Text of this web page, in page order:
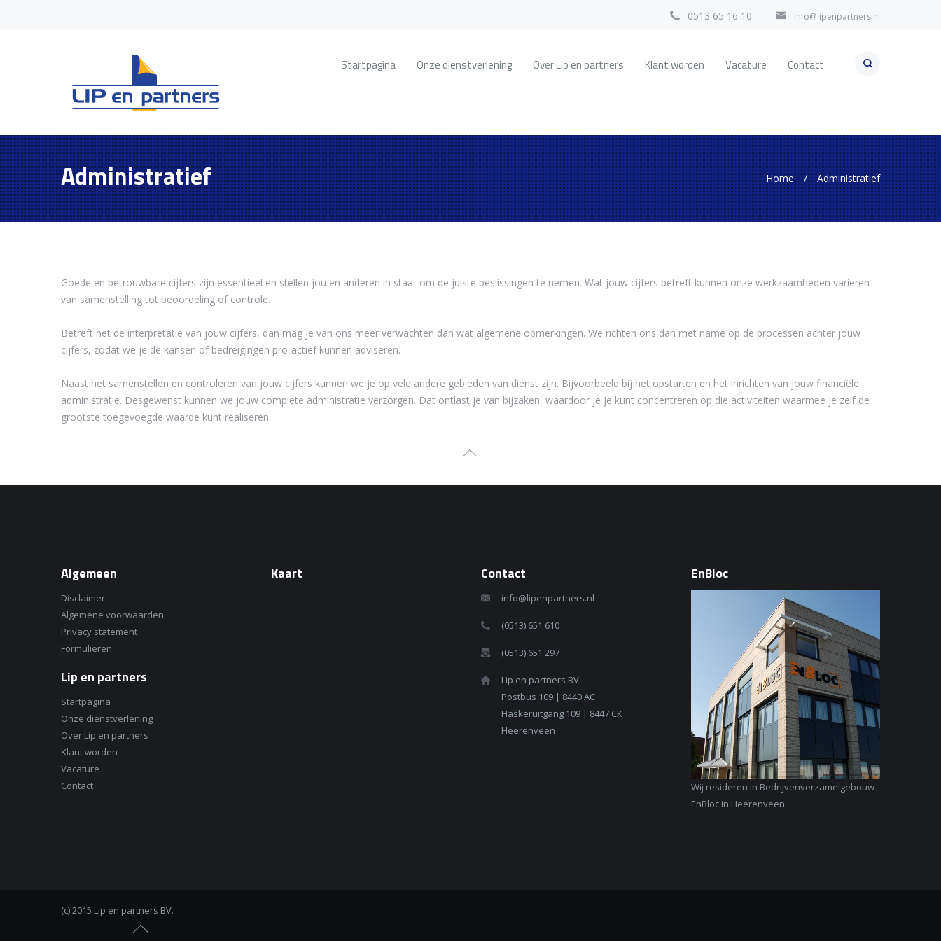
0513 65 16 10 info@lipenpartners.nl
Startpagina Onze dienstverlening Over Lip en partners Klant worden Vacature Contact
Administratief Home / Administratief
Goede en betrouwbare cijfers zijn essentieel en stellen jou en anderen in staat om de juiste beslissingen te nemen. Wat jouw cijfers betreft kunnen onze werkzaamheden variëren
van samenstelling tot beoordeling of controle.
Betreft het de interpretatie van jouw cijfers, dan mag je van ons meer verwachten dan wat algemene opmerkingen. We richten ons dan met name op de processen achter jouw
cijfers, zodat we je de kansen of bedreigingen pro-actief kunnen adviseren.
Naast het samenstellen en controleren van jouw cijfers kunnen we je op vele andere gebieden van dienst zijn. Bijvoorbeeld bij het opstarten en het inrichten van jouw financiële
administratie. Desgewenst kunnen we jouw complete administratie verzorgen. Dat ontlast je van bijzaken, waardoor je je kunt concentreren op die activiteiten waarmee je zelf de
grootste toegevoegde waarde kunt realiseren.
Algemeen
Disclaimer
Algemene voorwaarden
Privacy statement
Formulieren
Lip en partners
Startpagina
Onze dienstverlening
Over Lip en partners
Klant worden
Vacature
Contact
Kaart Contact
info@lipenpartners.nl
(0513) 651 610
(0513) 651 297
Lip en partners BV
Postbus 109 | 8440 AC
Haskeruitgang 109 | 8447 CK
Heerenveen
EnBloc
Wij resideren in Bedrijvenverzamelgebouw
EnBloc in Heerenveen.
(c) 2015 Lip en partners BV.